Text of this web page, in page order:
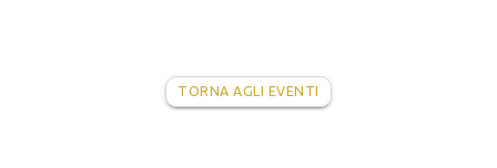
TORNA AGLI EVENTI